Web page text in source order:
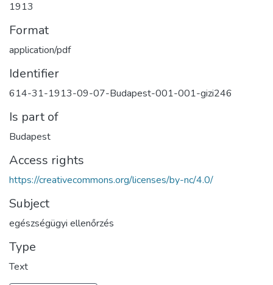
1913
Format
application/pdf
Identifier
614-31-1913-09-07-Budapest-001-001-gizi246
Is part of
Budapest
Access rights
https://creativecommons.org/licenses/by-nc/4.0/
Subject
egészségügyi ellenőrzés
Type
Text